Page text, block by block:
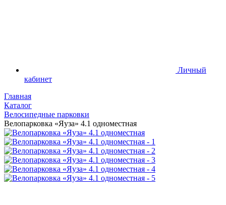
Личный
кабинет
Главная
Каталог
Велосипедные парковки
Велопарковка «Яуза» 4.1 одноместная